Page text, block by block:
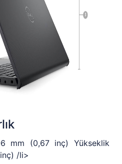
mm (0,67 inç) Yükseklik
/li>